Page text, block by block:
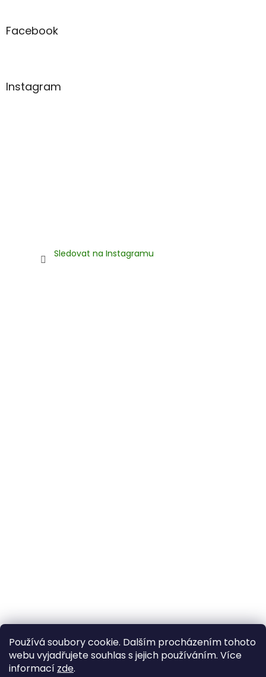
Používá soubory cookie. Dalším procházením tohoto
webu vyjadřujete souhlas s jejich používáním. Více
informací zde.
aFacebook
Instagram
Sledovat na Instagramu